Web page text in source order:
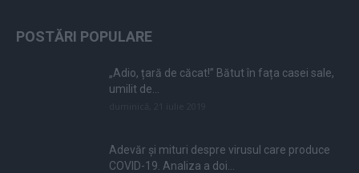
POSTĂRI POPULARE
„Adio, țară de căcat!” Bătut în fața casei sale,
umilit de...
Adevăr și mituri despre virusul care produce
COVID-19. Analiza a doi...